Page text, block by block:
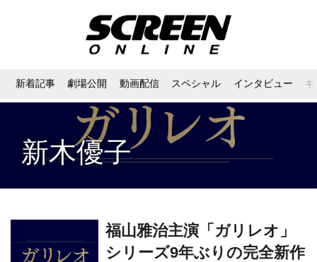
新着記事 劇場公開 動画配信 スペシャル インタビュー
新木優子
福山雅治主演「ガリレオ」
シリーズ9年ぶりの完全新作